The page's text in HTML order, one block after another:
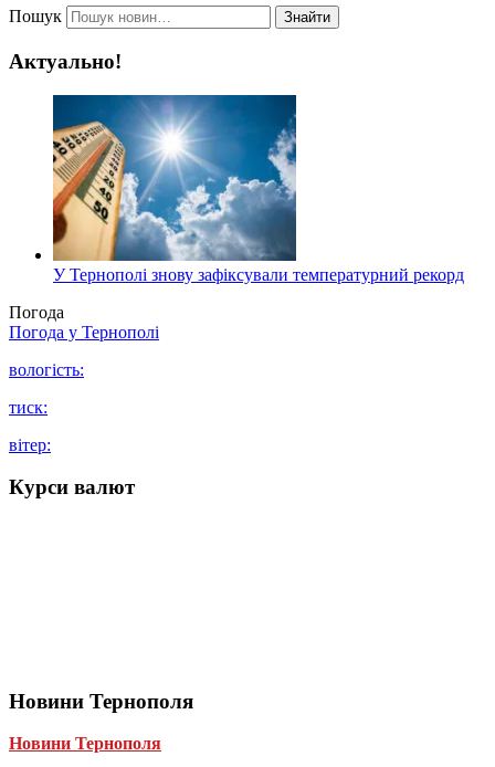
Пошук Знайти
Актуально!
У Тернополі знову зафіксували температурний рекорд
Погода
Погода у Тернополі
вологість:
тиск:
вітер:
Курси валют
Новини Тернополя
Новини Тернополя